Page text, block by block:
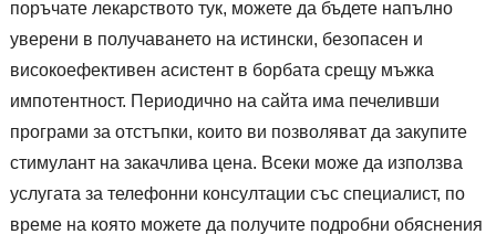
поръчате лекарството тук, можете да бъдете напълно
уверени в получаването на истински, безопасен и
високоефективен асистент в борбата срещу мъжка
импотентност. Периодично на сайта има печеливши
програми за отстъпки, които ви позволяват да закупите
стимулант на закачлива цена. Всеки може да използва
услугата за телефонни консултации със специалист, по
време на която можете да получите подробни обяснения